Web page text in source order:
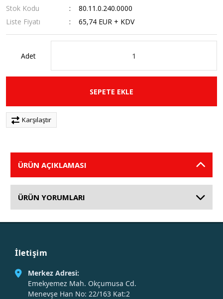
Stok Kodu
80.11.0.240.0000
Liste Fiyatı
65,74 EUR + KDV
Adet
SEPETE EKLE
Karşılaştır
ÜRÜN AÇIKLAMASI
ÜRÜN YORUMLARI
İletişim
Merkez Adresi:
Emekyemez Mah. Okçumusa Cd.
Menevşe Han No: 22/163 Kat:2